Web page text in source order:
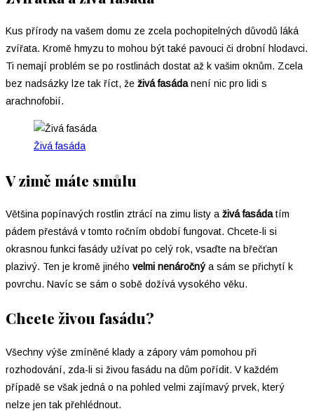
Kus přírody na vašem domu ze zcela pochopitelných důvodů láká
zvířata. Kromě hmyzu to mohou být také pavouci či drobní hlodavci.
Ti nemají problém se po rostlinách dostat až k vašim oknům. Zcela
bez nadsázky lze tak říct, že živá fasádanení nic pro lidi s
arachnofobií.
Živá fasáda
V zimě máte smůlu
Většina popínavých rostlin ztrácí na zimu listy a živá fasádatím
pádem přestává v tomto ročním období fungovat. Chcete-li si
okrasnou funkci fasády užívat po celý rok, vsaďte na břečťan
plazivý. Ten je kromě jiného velmi nenáročnýa sám se přichytí k
povrchu. Navíc se sám o sobě dožívá vysokého věku.
Chcete živou fasádu?
Všechny výše zmíněné klady a zápory vám pomohou při
rozhodování, zda-li si živou fasádu na dům pořídit. V každém
případě se však jedná o na pohled velmi zajímavý prvek, který
nelze jen tak přehlédnout.